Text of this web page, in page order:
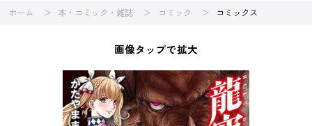
ホーム 本・コミック・雑誌 コミック コミックス
画像タップで拡大